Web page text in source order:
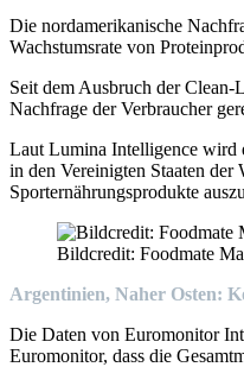
Die nordamerikanische
Wachstumsrate von
Seit dem Ausbruch der Clean-
Nachfrage der Verbraucher
Laut Lumina Intelligence wird
in den Vereinigten Staaten der
Sporternährungsprodukte
Bildcredit: Foodmate
Argentinien, Naher Osten:
Die Daten von Euromonitor
Euromonitor, dass die